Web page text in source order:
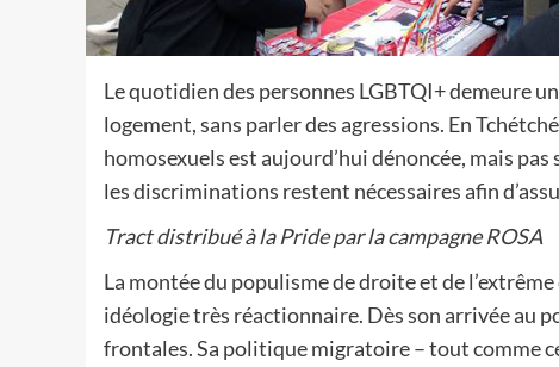
Le quotidien des personnes LGBTQI+ demeure
logement, sans parler des agressions. En
homosexuels est aujourd’hui dénoncée, mais
les discriminations restent nécessaires afin
Tract distribué à la Pride par la campagne ROSA
La montée du populisme de droite et de
idéologie très réactionnaire. Dès son arrivée au
frontales. Sa politique migratoire – tout comme